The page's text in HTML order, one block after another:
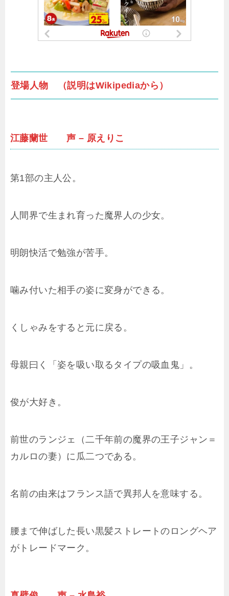
登場人物 （説明はWikipediaから）
江藤蘭世 声 – 原えりこ
第1部の主人公。
人間界で生まれ育った魔界人の少女。
明朗快活で勉強が苦手。
噛み付いた相手の姿に変身ができる。
くしゃみをすると元に戻る。
母親曰く「姿を吸い取るタイプの吸血鬼」。
俊が大好き。
前世のランジェ（二千年前の魔界の王子ジャン＝
カルロの妻）に瓜二つである。
名前の由来はフランス語で異邦人を意味する。
腰まで伸ばした長い黒髪ストレートのロングヘア
がトレードマーク。